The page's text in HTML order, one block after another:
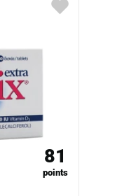
81
points